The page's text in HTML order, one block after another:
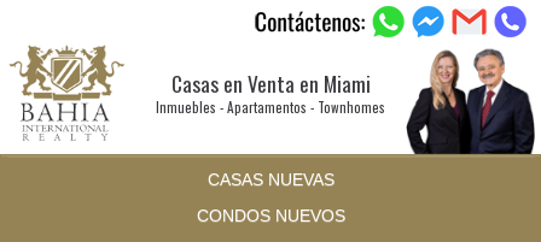
Casas en Venta en Miami
Inmuebles - Apartamentos - Townhomes
CASAS NUEVAS
CONDOS NUEVOS